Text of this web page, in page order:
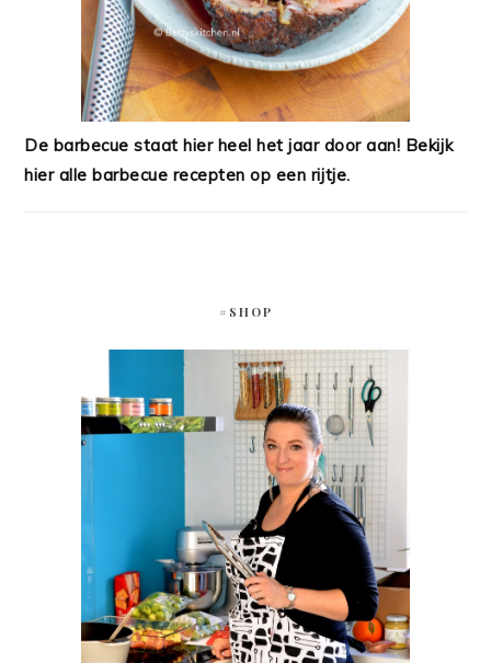
De barbecue staat hier heel het jaar door aan! Bekijk
hier alle barbecue recepten op een rijtje.
#SHOP